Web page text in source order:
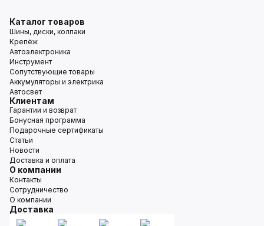
Каталог товаров
Шины, диски, колпаки
Крепёж
Автоэлектроника
Инструмент
Сопутствующие товары
Аккумуляторы и электрика
Автосвет
Клиентам
Гарантии и возврат
Бонусная программа
Подарочные сертификаты
Статьи
Новости
Доставка и оплата
О компании
Контакты
Сотрудничество
О компании
Доставка